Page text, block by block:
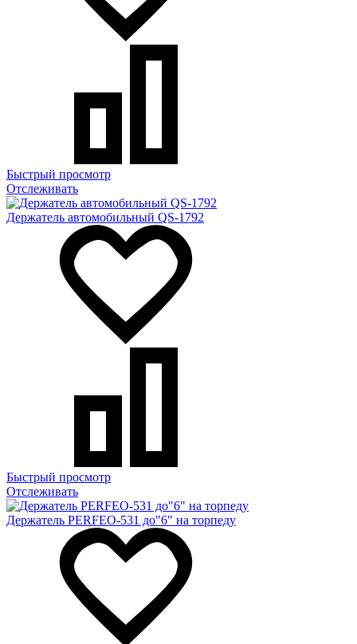
Быстрый просмотр
Отслеживать
Держатель автомобильный QS-1792
Быстрый просмотр
Отслеживать
Держатель PERFEO-531 до"6" на торпеду